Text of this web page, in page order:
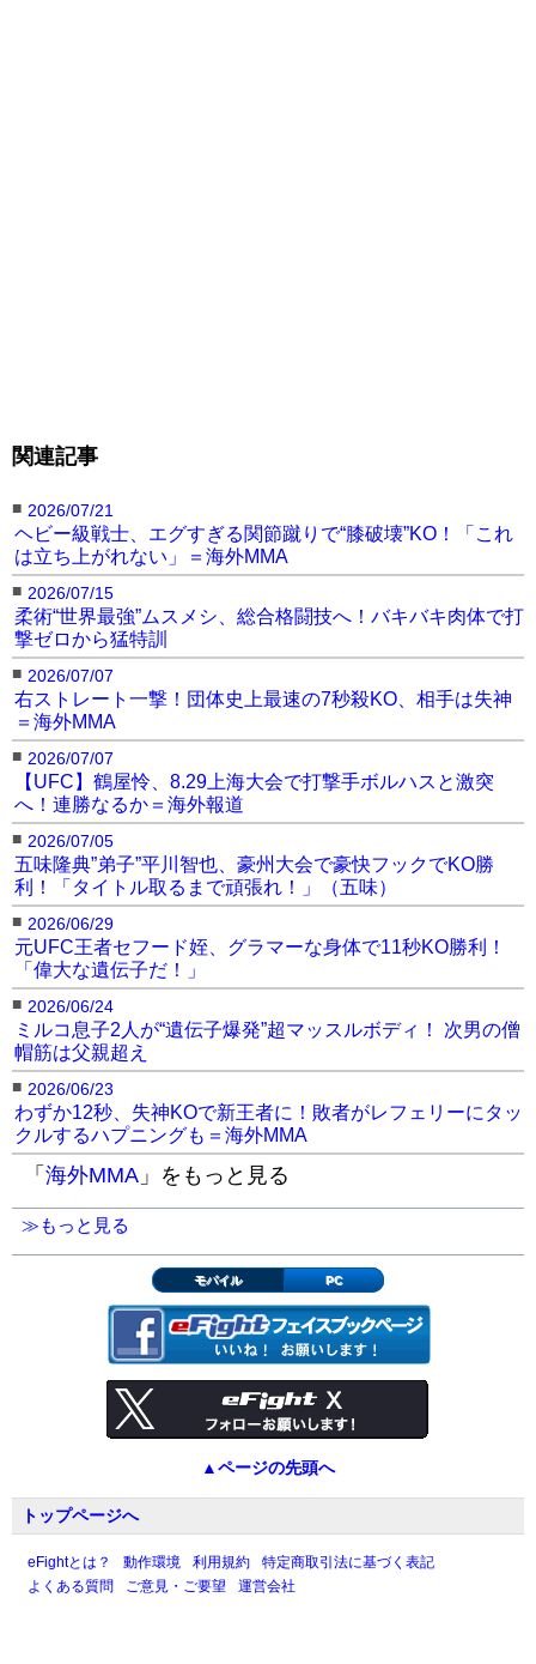
関連記事
■ 2026/07/21
ヘビー級戦士、エグすぎる関節蹴りで“膝破壊”KO！「これ
は立ち上がれない」＝海外MMA
■ 2026/07/15
柔術“世界最強”ムスメシ、総合格闘技へ！バキバキ肉体で打
撃ゼロから猛特訓
■ 2026/07/07
右ストレート一撃！団体史上最速の7秒殺KO、相手は失神
＝海外MMA
■ 2026/07/07
【UFC】鶴屋怜、8.29上海大会で打撃手ボルハスと激突
へ！連勝なるか＝海外報道
■ 2026/07/05
五味隆典”弟子”平川智也、豪州大会で豪快フックでKO勝
利！「タイトル取るまで頑張れ！」（五味）
■ 2026/06/29
元UFC王者セフード姪、グラマーな身体で11秒KO勝利！
「偉大な遺伝子だ！」
■ 2026/06/24
ミルコ息子2人が“遺伝子爆発”超マッスルボディ！ 次男の僧
帽筋は父親超え
■ 2026/06/23
わずか12秒、失神KOで新王者に！敗者がレフェリーにタッ
クルするハプニングも＝海外MMA
「 海外MMA 」をもっと見る
≫もっと見る
モバイル PC
▲ページの先頭へ
トップページへ
eFightとは？ 動作環境 利用規約
特定商取引法に基づく表記
よくある質問
ご意見・ご要望 運営会社